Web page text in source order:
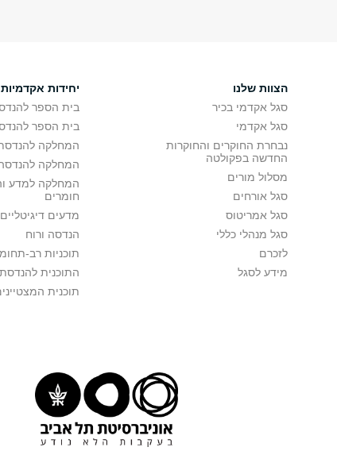
הצוות שלנו
סגל אקדמי בכיר
סגל אקדמי
נבחרת החוקרים והחוקרות
החדשה בפקולטה
מסלול מורים
סגל אורחים
סגל אמריטוס
סגל מנהלי כללי
לזכרם
מידע לסגל
יחידות אקדמיות
בית הספר
בית הספר
המחלקה
המחלקה להנדסה
המחלקה למדע
חומרים
מדעים
הנדסה ורוח
תוכניות רב-
התוכנית
תוכנית